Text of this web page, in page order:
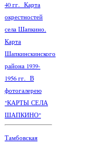
40 гг. Карта
окрестностей
села Шапкино.
Карта
Шапкинскинского
района 1939-
1956 гг. В
фотогалерею
"КАРТЫ СЕЛА
ШАПКИНО"
Тамбовская